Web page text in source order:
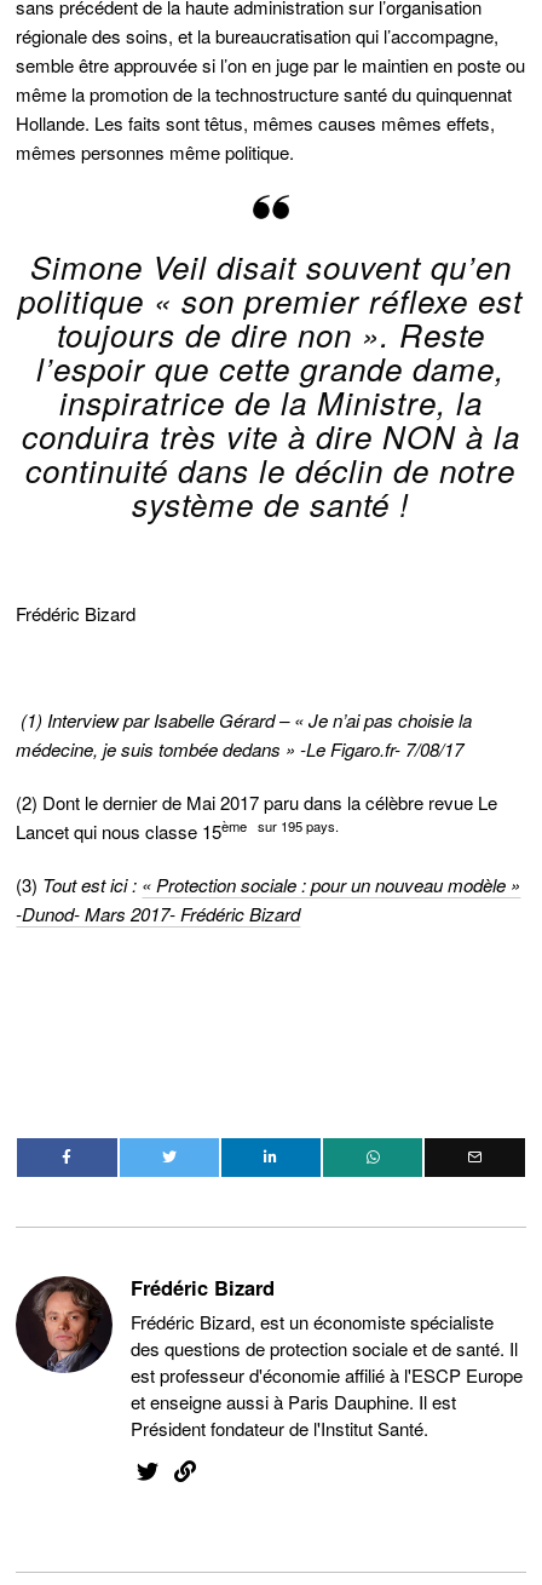
sans précédent de la haute administration sur l’organisation
régionale des soins, et la bureaucratisation qui l’accompagne,
semble être approuvée si l’on en juge par le maintien en poste ou
même la promotion de la technostructure santé du quinquennat
Hollande. Les faits sont têtus, mêmes causes mêmes effets,
mêmes personnes même politique.
Simone Veil disait souvent qu’en
politique «son premier réflexe est
toujours de dire non ». Reste
l’espoir que cette grande dame,
inspiratrice de la Ministre, la
conduira très vite à dire NON à la
continuité dans le déclin de notre
système de santé !
Frédéric Bizard
(1) Interview par Isabelle Gérard – « Je n’ai pas choisie la
médecine, je suis tombée dedans » -Le Figaro.fr- 7/08/17
(2) Dont le dernier de Mai 2017 paru dans la célèbre revue Le
Lancet qui nous classe 15ème sur 195 pays.
(3) Tout est ici : « Protection sociale : pour un nouveau modèle »
-Dunod- Mars 2017- Frédéric Bizard
Frédéric Bizard
Frédéric Bizard, est un économiste spécialiste
des questions de protection sociale et de santé. Il
est professeur d'économie affilié à l'ESCP Europe
et enseigne aussi à Paris Dauphine. Il est
Président fondateur de l'Institut Santé.